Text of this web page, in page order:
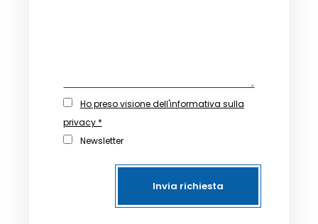
Ho preso visione dell'informativa sulla
privacy *
Newsletter
Invia richiesta